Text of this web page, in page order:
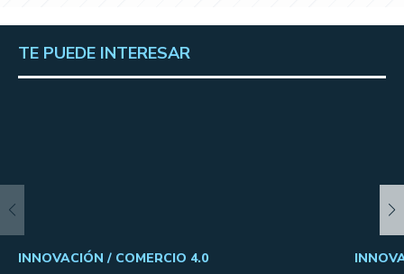
TE PUEDE INTERESAR
INNOVACIÓN / COMERCIO 4.0